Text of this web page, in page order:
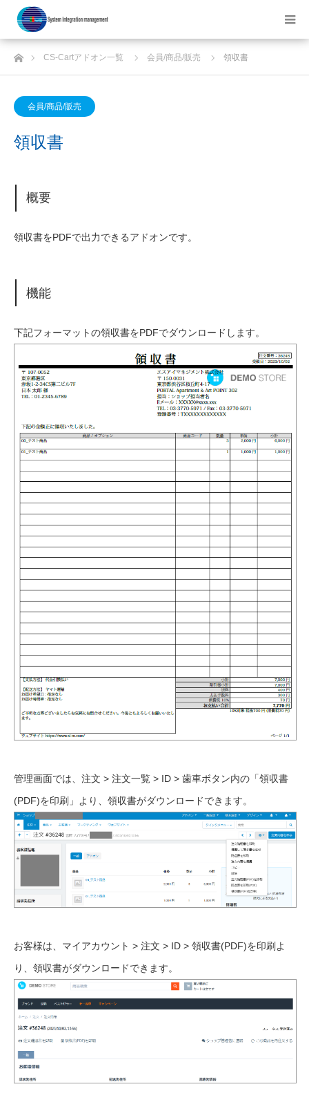
ホームCS-Cartアドオン一覧 会員/商品/販売 領収書
会員/商品/販売
領収書
概要
領収書をPDFで出力できるアドオンです。
機能
下記フォーマットの領収書をPDFでダウンロードします。
管理画面では、注文 > 注文一覧 > ID > 歯車ボタン内の「領収書
(PDF)を印刷」より、領収書がダウンロードできます。
お客様は、マイアカウント > 注文 > ID > 領収書(PDF)を印刷よ
り、領収書がダウンロードできます。